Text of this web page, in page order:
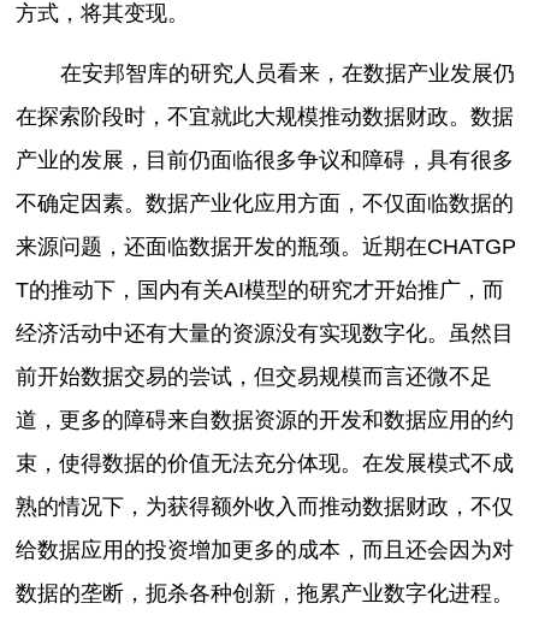
方式，将其变现。
在安邦智库的研究人员看来，在数据产业发展仍
在探索阶段时，不宜就此大规模推动数据财政。数据
产业的发展，目前仍面临很多争议和障碍，具有很多
不确定因素。数据产业化应用方面，不仅面临数据的
来源问题，还面临数据开发的瓶颈。近期在CHATGP
T的推动下，国内有关AI模型的研究才开始推广，而
经济活动中还有大量的资源没有实现数字化。虽然目
前开始数据交易的尝试，但交易规模而言还微不足
道，更多的障碍来自数据资源的开发和数据应用的约
束，使得数据的价值无法充分体现。在发展模式不成
熟的情况下，为获得额外收入而推动数据财政，不仅
给数据应用的投资增加更多的成本，而且还会因为对
数据的垄断，扼杀各种创新，拖累产业数字化进程。